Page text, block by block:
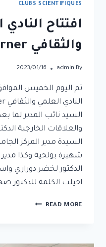
CLUBS SCIENTIFIQUES
افتتاح
والثقافي E-corner
By
admin
2023/01/16
السيد نائب المدير لما
والعلاقات الخارجية
السيدة مدير المركز
شهيرة بولحية وكذا
الدكتور لخضر دوراري
احيلت الكلمة للدكتور
READ MORE